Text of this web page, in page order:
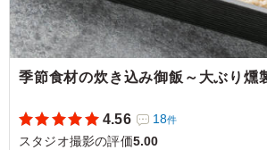
季節食材の炊き込み御飯～大ぶり燻
4.56 18件
スタジオ撮影の評価5.00